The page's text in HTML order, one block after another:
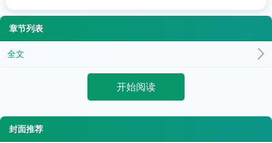
章节列表
全文
开始阅读
封面推荐